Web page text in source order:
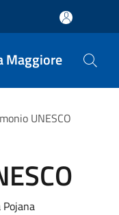
Maggiore
UNESCO